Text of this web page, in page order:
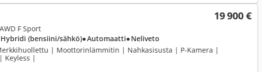
19 900 €
F Sport
Hybridi (bensiini/sähkö)● Automaatti● Neliveto
| Moottorinlämmitin | Nahkasisusta | P-Kamera |
Keyless |